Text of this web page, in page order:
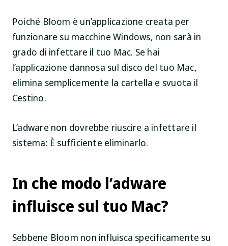
Poiché Bloom è un’applicazione creata per
funzionare su macchine Windows, non sarà in
grado di infettare il tuo Mac. Se hai
l’applicazione dannosa sul disco del tuo Mac,
elimina semplicemente la cartella e svuota il
Cestino.
L’adware non dovrebbe riuscire a infettare il
sistema: È sufficiente eliminarlo.
In che modo l’adware
influisce sul tuo Mac?
Sebbene Bloom non influisca specificamente su